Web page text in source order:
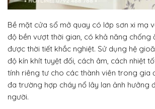
Bề mặt cửa sổ mở quay có lớp sơn xi mạ
độ bền vượt thời gian, có khả năng chống
được thời tiết khắc nghiệt. Sử dụng hệ
độ kín khít tuyệt đối, cách âm, cách nhiệt
tính riêng tư cho các thành viên trong gia
đa trường hợp cháy nổ lây lan ảnh hưởng
người.